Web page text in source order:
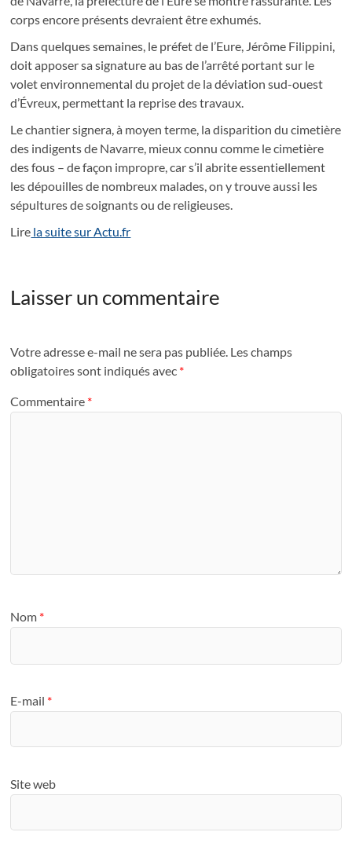
corps encore présents devraient être exhumés.
Dans quelques semaines, le préfet de l’Eure, Jérôme Filippini,
doit apposer sa signature au bas de l’arrêté portant sur le
volet environnemental du projet de la déviation sud-ouest
d’Évreux, permettant la reprise des travaux.
Le chantier signera, à moyen terme, la disparition du cimetière
des indigents de Navarre, mieux connu comme le cimetière
des fous – de façon impropre, car s’il abrite essentiellement
les dépouilles de nombreux malades, on y trouve aussi les
sépultures de soignants ou de religieuses.
Lire la suite sur Actu.fr
Laisser un commentaire
Votre adresse e-mail ne sera pas publiée. Les champs
obligatoires sont indiqués avec *
Commentaire *
Nom *
E-mail *
Site web